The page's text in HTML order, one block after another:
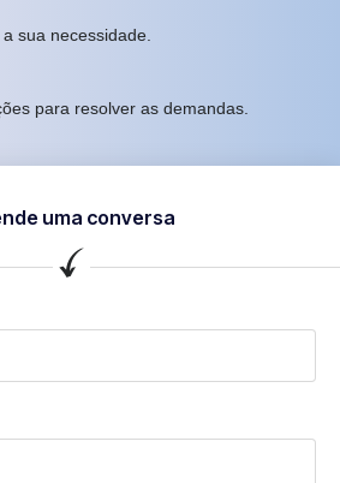
sua necessidade.
para resolver as demandas.
uma conversa